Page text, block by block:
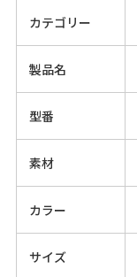
カテゴリー
製品名
型番
素材
カラー
サイズ